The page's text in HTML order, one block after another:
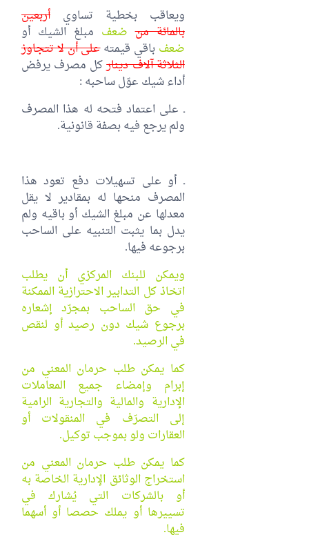
ويعاقب بخطية تساوي أربعين
بالمائة من ضعف مبلغ الشيك أو
ضعف باقي قيمتهعلى أن لا تتجاوز
الثلاثة آلاف ديناركل مصرف يرفض
أداء شيك عوّل ساحبه :
ـ على اعتماد فتحه له هذا المصرف
ولم يرجع فيه بصفة قانونية.
ـ أو على تسهيلات دفع تعود هذا
المصرف منحها له بمقادير لا يقل
معدلها عن مبلغ الشيك أو باقيه ولم
يدل بما يثبت التنبيه على الساحب
برجوعه فيها.
ويمكن للبنك المركزي أن يطلب
اتخاذ كل التدابير الاحترازية الممكنة
في حق الساحب بمجرّد إشعاره
برجوع شيك دون رصيد أو لنقص
في الرصيد.
كما يمكن طلب حرمان المعني من
إبرام وإمضاء جميع المعاملات
الإدارية والمالية والتجارية الرامية
إلى التصرّف في المنقولات أو
العقارات ولو بموجب توكيل.
كما يمكن طلب حرمان المعني من
استخراج الوثائق الإدارية الخاصة به
أو بالشركات التي يُشارك في
تسييرها أو يملك حصصا أو أسهما
فيها.